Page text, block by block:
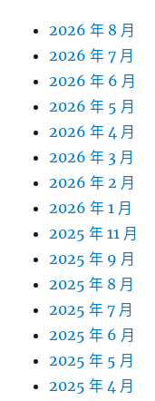
2026 年 8 月
2026 年 7 月
2026 年 6 月
2026 年 5 月
2026 年 4 月
2026 年 3 月
2026 年 2 月
2026 年 1 月
2025 年 11 月
2025 年 9 月
2025 年 8 月
2025 年 7 月
2025 年 6 月
2025 年 5 月
2025 年 4 月